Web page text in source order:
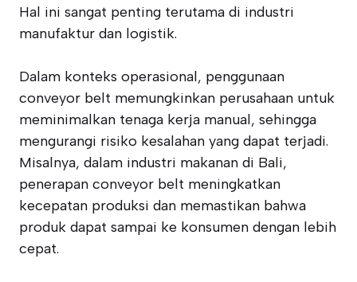
Hal ini sangat penting terutama di industri
manufaktur dan logistik.
Dalam konteks operasional, penggunaan
conveyor belt memungkinkan perusahaan untuk
meminimalkan tenaga kerja manual, sehingga
mengurangi risiko kesalahan yang dapat terjadi.
Misalnya, dalam industri makanan di Bali,
penerapan conveyor belt meningkatkan
kecepatan produksi dan memastikan bahwa
produk dapat sampai ke konsumen dengan lebih
cepat.